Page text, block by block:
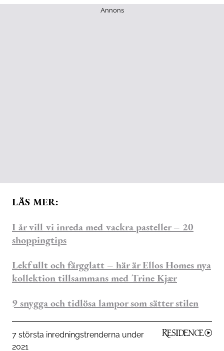
Annons
LÄS MER:
I år vill vi inreda med vackra pasteller – 20
shoppingtips
Lekfullt och färgglatt – här är Ellos Homes nya
kollektion tillsammans med Trine Kjær
9 snygga och tidlösa lampor som sätter stilen
7 största inredningstrenderna under
2021